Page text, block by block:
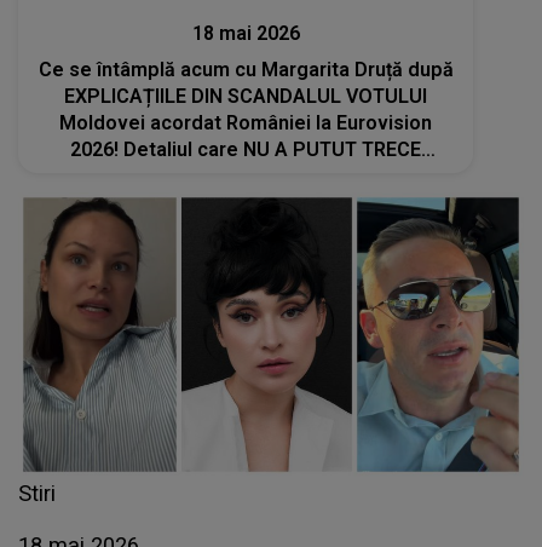
18 mai 2026
Ce se întâmplă acum cu Margarita Druță după
EXPLICAȚIILE DIN SCANDALUL VOTULUI
Moldovei acordat României la Eurovision
2026! Detaliul care NU A PUTUT TRECE
Stiri